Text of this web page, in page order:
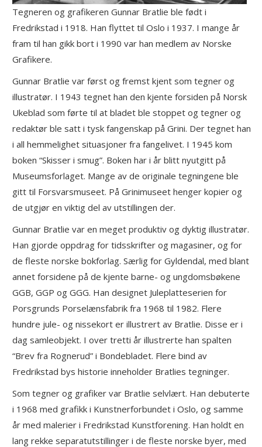
Tegneren og grafikeren Gunnar Bratlie ble født i
Fredrikstad i 1918. Han flyttet til Oslo i 1937. I mange år
fram til han gikk bort i 1990 var han medlem av Norske
Grafikere.
Gunnar Bratlie var først og fremst kjent som tegner og
illustratør. I 1943 tegnet han den kjente forsiden på Norsk
Ukeblad som førte til at bladet ble stoppet og tegner og
redaktør ble satt i tysk fangenskap på Grini. Der tegnet han
i all hemmelighet situasjoner fra fangelivet. I 1945 kom
boken “Skisser i smug”. Boken har i år blitt nyutgitt på
Museumsforlaget. Mange av de originale tegningene ble
gitt til Forsvarsmuseet. På Grinimuseet henger kopier og
de utgjør en viktig del av utstillingen der.
Gunnar Bratlie var en meget produktiv og dyktig illustratør.
Han gjorde oppdrag for tidsskrifter og magasiner, og for
de fleste norske bokforlag. Særlig for Gyldendal, med blant
annet forsidene på de kjente barne- og ungdomsbøkene
GGB, GGP og GGG. Han designet Juleplatteserien for
Porsgrunds Porselænsfabrik fra 1968 til 1982. Flere
hundre jule- og nissekort er illustrert av Bratlie. Disse er i
dag samleobjekt. I over tretti år illustrerte han spalten
“Brev fra Rognerud” i Bondebladet. Flere bind av
Fredrikstad bys historie inneholder Bratlies tegninger.
Som tegner og grafiker var Bratlie selvlært. Han debuterte
i 1968 med grafikk i Kunstnerforbundet i Oslo, og samme
år med malerier i Fredrikstad Kunstforening. Han holdt en
lang rekke separatutstillinger i de fleste norske byer, med